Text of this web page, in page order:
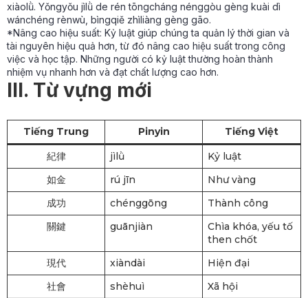
xiàolǜ. Yǒngyǒu jìlǜ de rén tōngcháng nénggòu gèng kuài dì
wánchéng rènwù, bìngqiě zhìliàng gèng gāo.
*Nâng cao hiệu suất: Kỷ luật giúp chúng ta quản lý thời gian và
tài nguyên hiệu quả hơn, từ đó nâng cao hiệu suất trong công
việc và học tập. Những người có kỷ luật thường hoàn thành
nhiệm vụ nhanh hơn và đạt chất lượng cao hơn.
III. Từ vựng mới
Tiếng Trung Pinyin
Tiếng Việt
紀律
jìlǜ
Kỷ luật
如金
rú jīn
Như vàng
成功
chénggōng
Thành công
關鍵
guānjiàn
Chìa khóa, yếu tố
then chốt
現代
xiàndài
Hiện đại
社會
shèhuì
Xã hội